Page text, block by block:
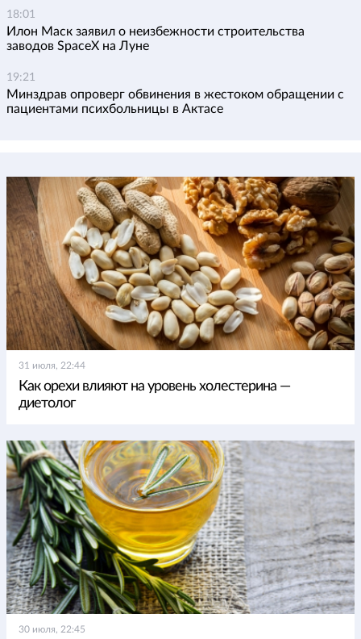
18:01
Илон Маск заявил о неизбежности строительства
заводов SpaceX на Луне
19:21
Минздрав опроверг обвинения в жестоком обращении с
пациентами психбольницы в Актасе
31 июля, 22:44
Как орехи влияют на уровень холестерина —
диетолог
30 июля, 22:45